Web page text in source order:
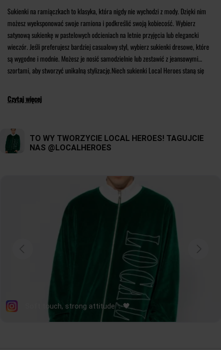
Sukienki na ramiączkach to klasyka, która nigdy nie wychodzi z mody. Dzięki nim
możesz wyeksponować swoje ramiona i podkreślić swoją kobiecość. Wybierz
satynową sukienkę w pastelowych odcieniach na letnie przyjęcia lub elegancki
wieczór. Jeśli preferujesz bardziej casualowy styl, wybierz sukienki dresowe, które
są wygodne i modnie. Możesz je nosić samodzielnie lub zestawić z jeansowymi
szortami, aby stworzyć unikalną stylizację.Niech sukienki Local Heroes staną się
styl i pewność siebie. Czerp inspirację z naszych kreacji i stwórz swoje własne,
niepowtarzalne kombinacje.
Czytaj więcej